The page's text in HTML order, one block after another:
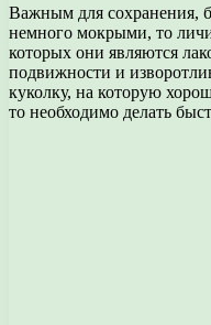
Важным для сохранения,
немного мокрыми, то
которых они являются
подвижности и
куколку, на которую
то необходимо делать